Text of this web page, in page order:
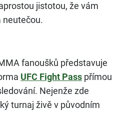
jistotou, že vám
neutečou.
fanoušků představuje
UFC Fight Pass přímou
Nejenže zde
turnaj živě v původním